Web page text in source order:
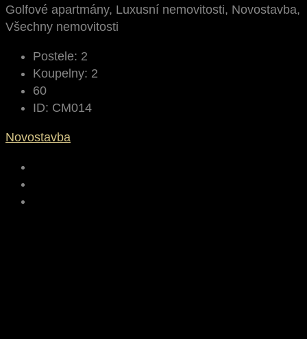
Golfové apartmány, Luxusní nemovitosti, Novostavba,
Všechny nemovitosti
Postele: 2
Koupelny: 2
60
ID: CM014
Novostavba